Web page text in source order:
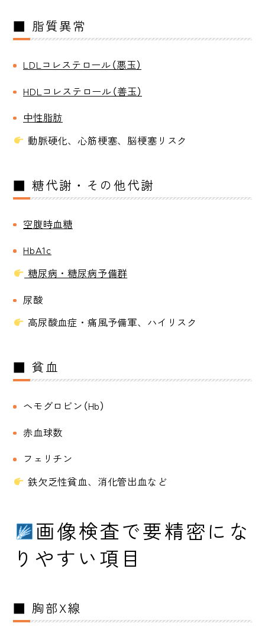
■ 脂質異常
LDLコレステロール（悪玉）
HDLコレステロール（善玉）
中性脂肪
動脈硬化、心筋梗塞、脳梗塞リスク
■ 糖代謝・その他代謝
空腹時血糖
HbA1c
糖尿病・糖尿病予備群
尿酸
高尿酸血症・痛風予備軍、ハイリスク
■ 貧血
ヘモグロビン（Hb）
赤血球数
フェリチン
鉄欠乏性貧血、消化管出血など
画像検査で要精密にな
りやすい項目
■ 胸部X線